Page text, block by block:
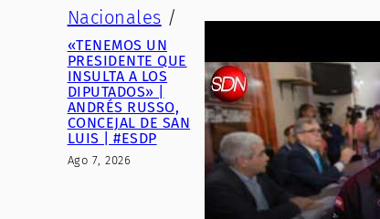
Nacionales /
«TENEMOS UN
PRESIDENTE QUE
INSULTA A LOS
DIPUTADOS» |
ANDRÉS RUSSO,
CONCEJAL DE SAN
LUIS | #ESDP
Ago 7, 2026